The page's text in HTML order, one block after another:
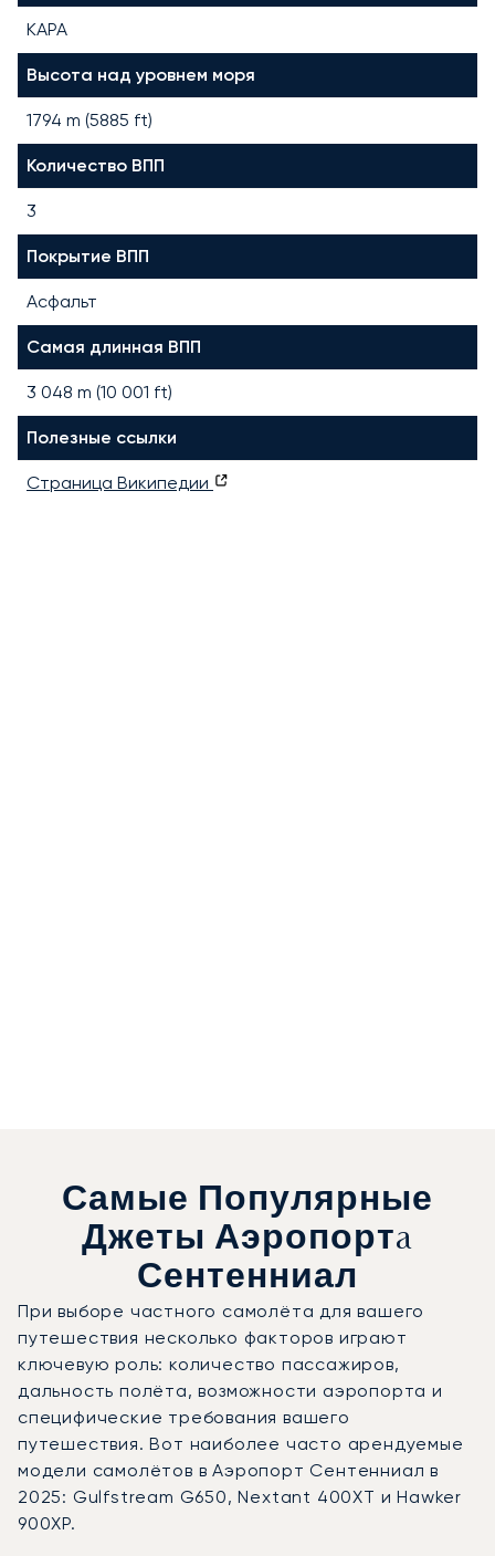
KAPA
Высота над уровнем моря
1794 m (5885 ft)
Количество ВПП
3
Покрытие ВПП
Асфальт
Самая длинная ВПП
3 048 m (10 001 ft)
Полезные ссылки
Страница Википедии
Самые Популярные
Джеты Аэропортa
Сентенниал
При выборе частного самолёта для вашего
путешествия несколько факторов играют
ключевую роль: количество пассажиров,
дальность полёта, возможности аэропорта и
специфические требования вашего
путешествия. Вот наиболее часто арендуемые
модели самолётов в Аэропорт Сентенниал в
2025: Gulfstream G650, Nextant 400XT и Hawker
900XP.